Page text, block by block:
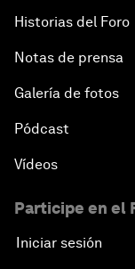
Historias del Foro
Notas de prensa
Galería de fotos
Pódcast
Vídeos
Participe en el
Iniciar sesión